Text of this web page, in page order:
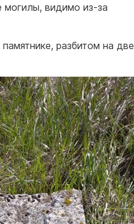
могилы, видимо из-за
разбитом на две